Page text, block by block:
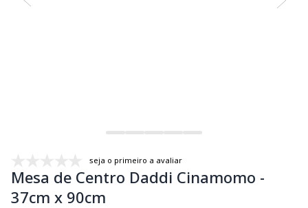
seja o primeiro a avaliar
Mesa de Centro Daddi Cinamomo -
37cm x 90cm